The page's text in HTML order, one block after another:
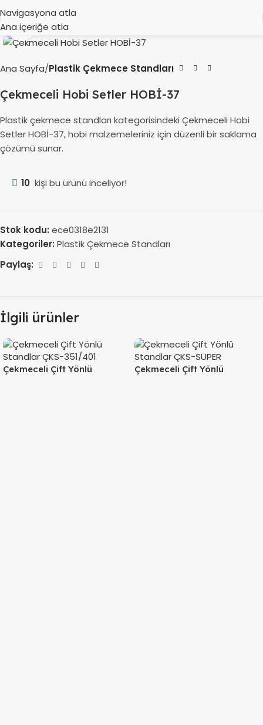
Navigasyona atla
Ana içeriğe atlaBüyütmek için tıklayın
Ana Sayfa Plastik Çekmece Standları
Çekmeceli Hobi Setler HOBİ-37
Plastik çekmece standları kategorisindeki Çekmeceli Hobi
Setler HOBİ-37, hobi malzemeleriniz için düzenli bir saklama
çözümü sunar.
10 kişi bu ürünü inceliyor!
Stok kodu: ece0318e2131
Kategoriler: Plastik Çekmece Standları
Paylaş:
İlgili ürünler
Çekmeceli Çift Yönlü
Çekmeceli Çift Yönlü